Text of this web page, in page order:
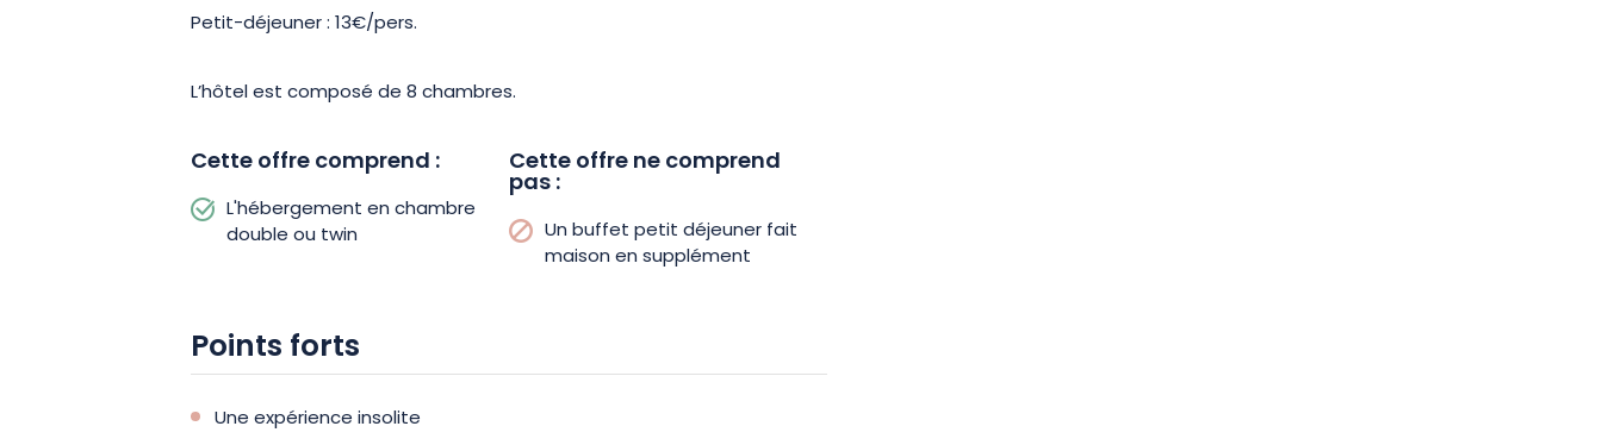
Petit-déjeuner : 13€/pers.
L’hôtel est composé de 8 chambres.
Cette offre comprend :
L'hébergement en chambre
double ou twin
Cette offre ne comprend
pas :
Un buffet petit déjeuner fait
maison en supplément
Points forts
Une expérience insolite